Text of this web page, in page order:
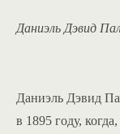
Даниэль Дэвид
Даниэль Дэвид
в 1895 году,